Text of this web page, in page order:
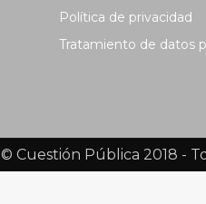
Política de privacidad
Tratamiento de datos
© Cuestión Pública 2018 -